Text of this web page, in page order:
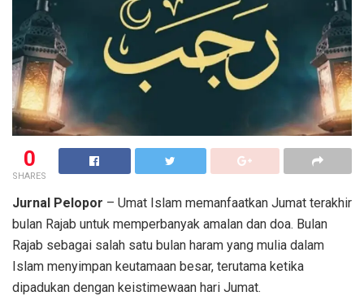
0
SHARES
Jurnal Pelopor – Umat Islam memanfaatkan Jumat terakhir
bulan Rajab untuk memperbanyak amalan dan doa. Bulan
Rajab sebagai salah satu bulan haram yang mulia dalam
Islam menyimpan keutamaan besar, terutama ketika
dipadukan dengan keistimewaan hari Jumat.